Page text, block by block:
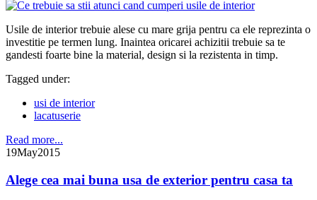
Usile de interior trebuie alese cu mare grija pentru ca ele reprezinta o
investitie pe termen lung. Inaintea oricarei achizitii trebuie sa te
gandesti foarte bine la material, design si la rezistenta in timp.
Tagged under:
usi de interior
lacatuserie
Read more...
19May2015
Alege cea mai buna usa de exterior pentru casa ta